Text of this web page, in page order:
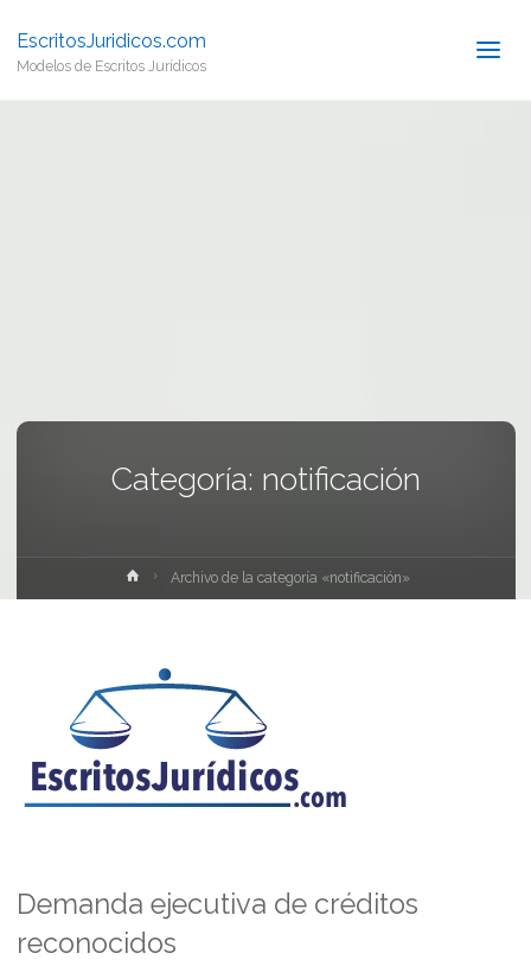
EscritosJuridicos.com
Modelos de Escritos Jurídicos
Categoría: notificación
InicioArchivo de la categoría «notificación»
Demanda ejecutiva de créditos
reconocidos